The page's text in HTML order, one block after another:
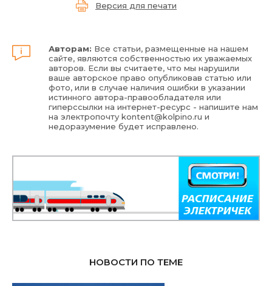
Версия для печати
Авторам: Все статьи, размещенные на нашем
сайте, являются собственностью их уважаемых
авторов. Если вы считаете, что мы нарушили
ваше авторское право опубликовав статью или
фото, или в случае наличия ошибки в указании
истинного автора-правообладателя или
гиперссылки на интернет-ресурс - напишите нам
на электропочтуkontent@kolpino.ru и
недоразумение будет исправлено.
НОВОСТИ ПО ТЕМЕ